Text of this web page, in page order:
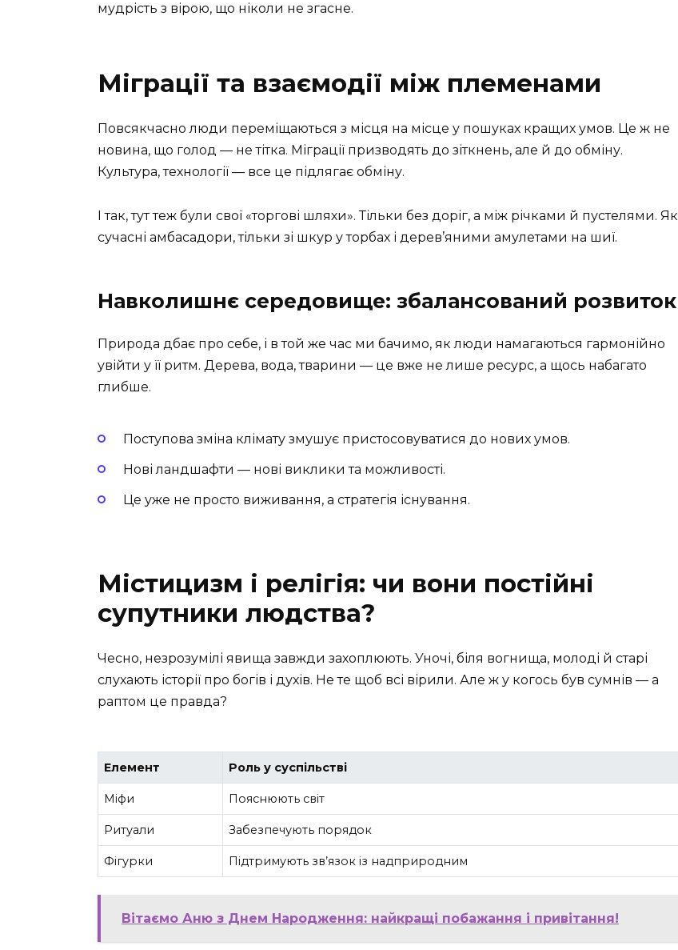
мудрість з вірою, що ніколи не згасне.
Міграції та взаємодії між племенами
Повсякчасно люди переміщаються з місця на місце у пошуках кращих умов. Це ж не
новина, що голод — не тітка. Міграції призводять до зіткнень, але й до обміну.
Культура, технології — все це підлягає обміну.
І так, тут теж були свої «торгові шляхи». Тільки без доріг, а між річками й пустелями. Як
сучасні амбасадори, тільки зі шкур у торбах і дерев’яними амулетами на шиї.
Навколишнє середовище: збалансований розвиток
Природа дбає про себе, і в той же час ми бачимо, як люди намагаються гармонійно
увійти у її ритм. Дерева, вода, тварини — це вже не лише ресурс, а щось набагато
глибше.
Поступова зміна клімату змушує пристосовуватися до нових умов.
Нові ландшафти — нові виклики та можливості.
Це уже не просто виживання, а стратегія існування.
Містицизм і релігія: чи вони постійні
супутники людства?
Чесно, незрозумілі явища завжди захоплюють. Уночі, біля вогнища, молоді й старі
слухають історії про богів і духів. Не те щоб всі вірили. Але ж у когось був сумнів — а
раптом це правда?
Елемент Роль у суспільстві
Міфи Пояснюють світ
Ритуали Забезпечують порядок
Фігурки Підтримують зв’язок із надприродним
Вітаємо Аню з Днем Народження: найкращі побажання і привітання!